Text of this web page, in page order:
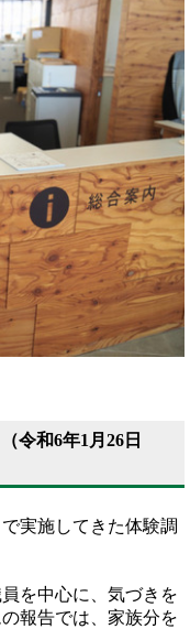
令和6年1月26日
実施してきた体験調
を中心に、気づきを
報告では、家族分を